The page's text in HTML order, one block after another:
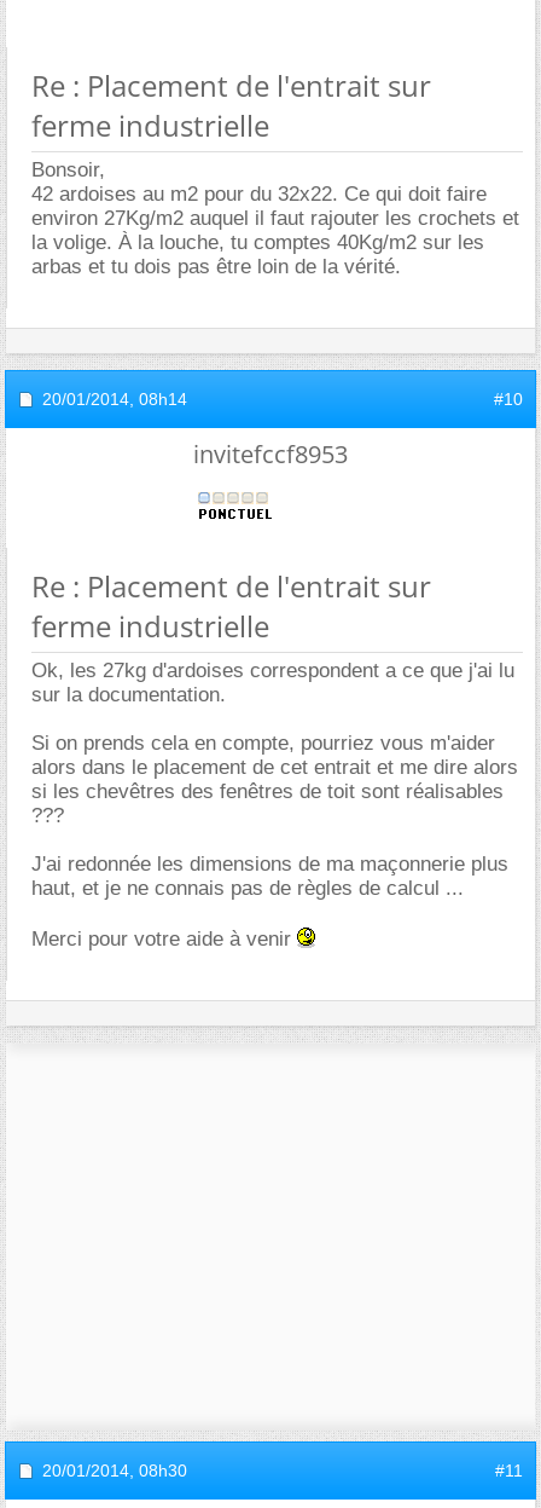
Re : Placement de l'entrait sur
ferme industrielle
Bonsoir,
42 ardoises au m2 pour du 32x22. Ce qui doit faire
environ 27Kg/m2 auquel il faut rajouter les crochets et
la volige. À la louche, tu comptes 40Kg/m2 sur les
arbas et tu dois pas être loin de la vérité.
20/01/2014, 08h14 #10
invitefccf8953
Re : Placement de l'entrait sur
ferme industrielle
Ok, les 27kg d'ardoises correspondent a ce que j'ai lu
sur la documentation.
Si on prends cela en compte, pourriez vous m'aider
alors dans le placement de cet entrait et me dire alors
si les chevêtres des fenêtres de toit sont réalisables
???
J'ai redonnée les dimensions de ma maçonnerie plus
haut, et je ne connais pas de règles de calcul ...
Merci pour votre aide à venir
20/01/2014, 08h30 #11